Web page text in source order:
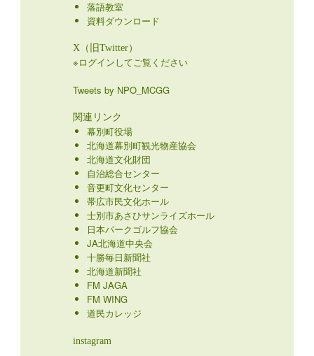
落語教室
資料ダウンロード
X（旧Twitter）
※ログインしてご覧ください
Tweets by NPO_MCGG
関連リンク
幕別町役場
北海道幕別町観光物産協会
北海道文化財団
自治総合センター
音更町文化センター
帯広市民文化ホール
士別市あさひサンライズホール
日本パークゴルフ協会
JA北海道中央会
十勝毎日新聞社
北海道新聞社
FM JAGA
FM WING
道民カレッジ
instagram